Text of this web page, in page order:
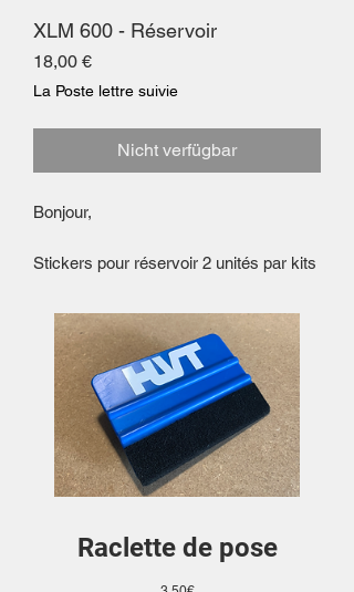
XLM 600 - Réservoir
18,00 €Preis
La Poste lettre suivie
Nicht verfügbar
Bonjour,
Stickers pour réservoir 2 unités par kits
Raclette de pose